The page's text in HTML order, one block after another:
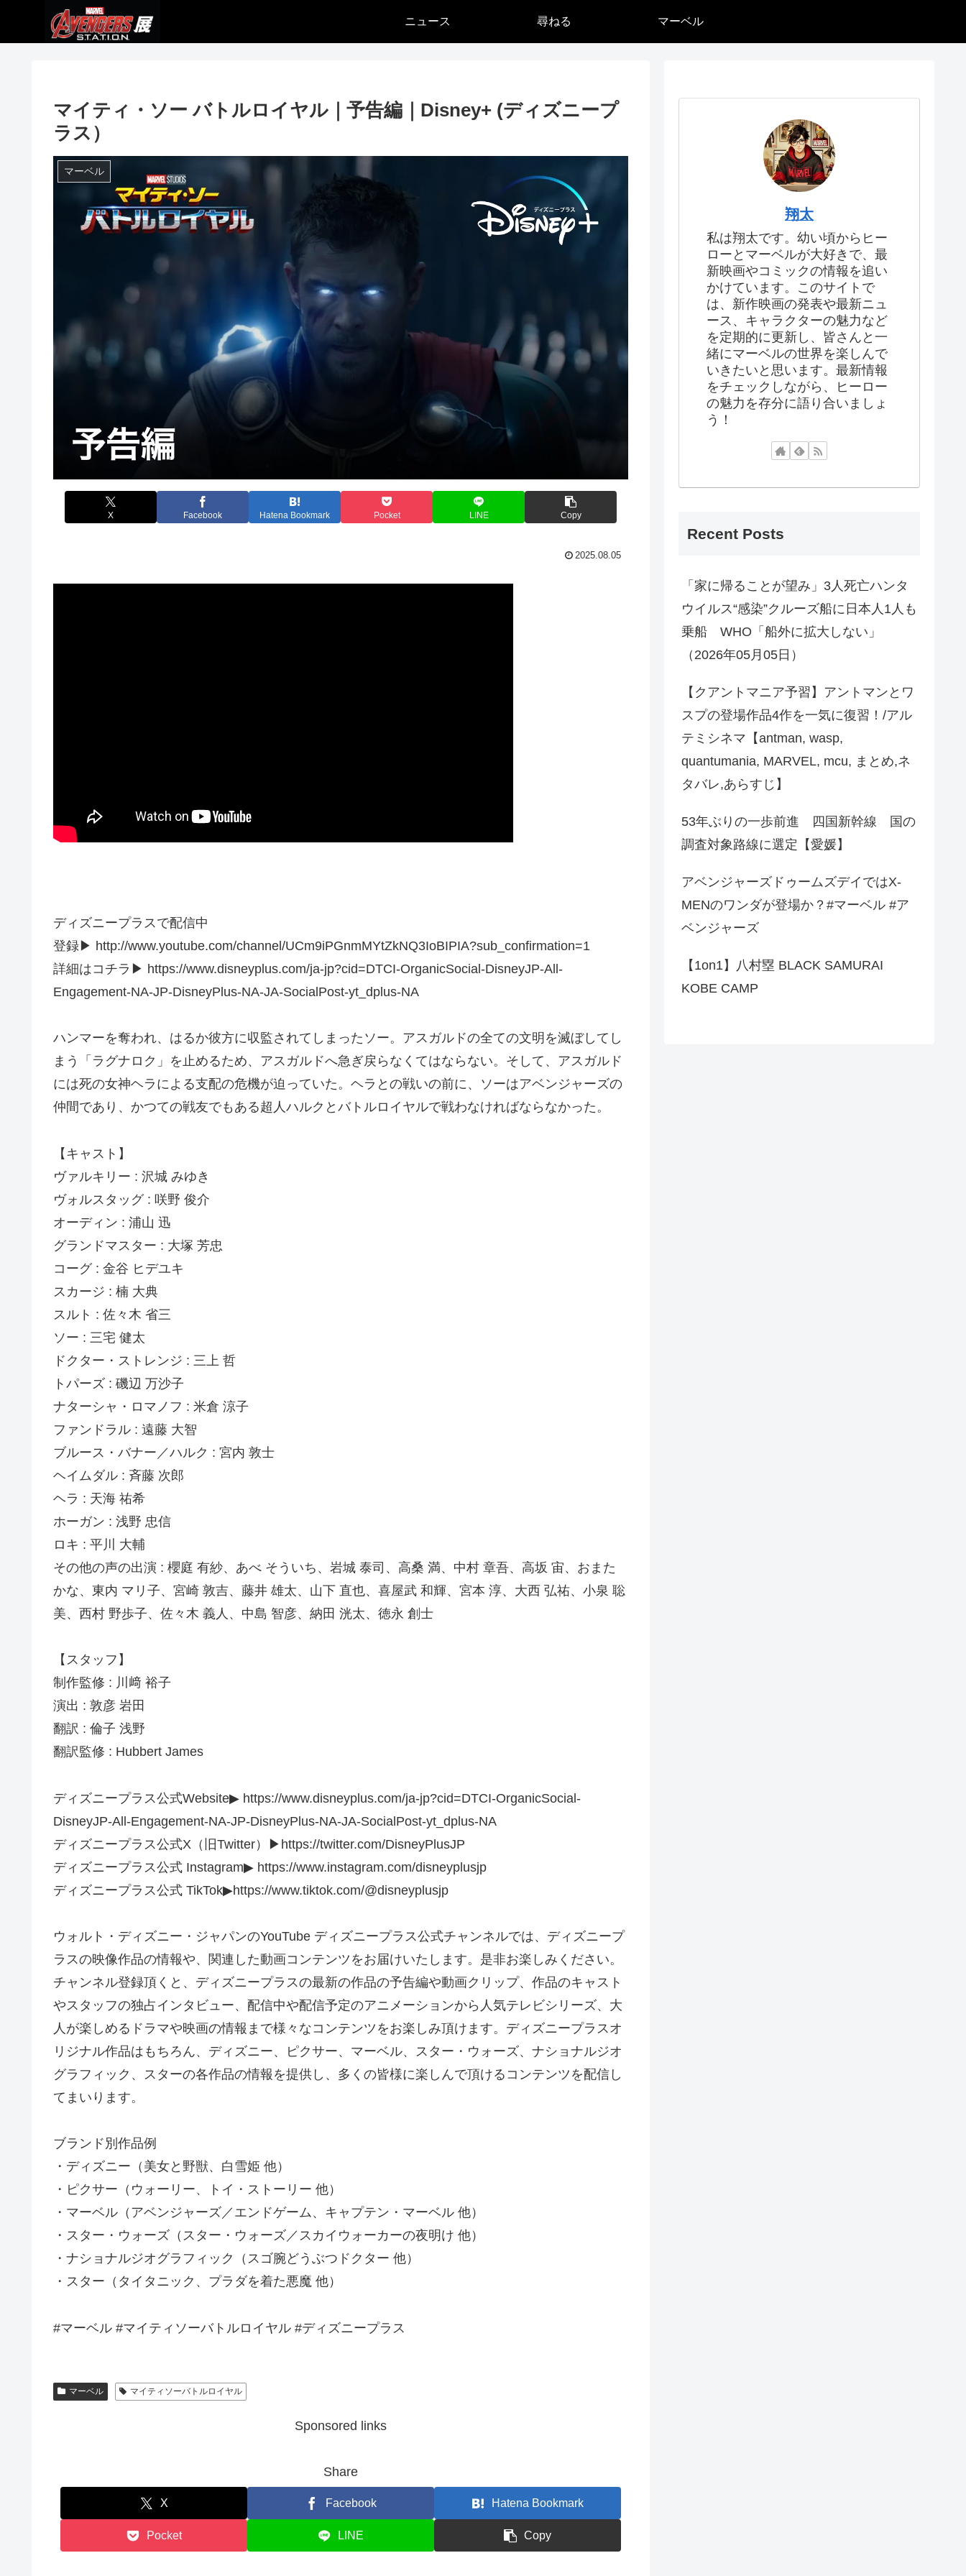
ニュース 尋ねる マーベル
マイティ・ソー バトルロイヤル｜予告編｜Disney+ (ディズニープ
ラス）
マーベル
X Facebook Hatena Bookmark Pocket LINE Copy
2025.08.05
ディズニープラスで配信中
登録▶︎ http://www.youtube.com/channel/UCm9iPGnmMYtZkNQ3IoBIPIA?sub_confirmation=1
詳細はコチラ▶︎ https://www.disneyplus.com/ja-jp?cid=DTCI-OrganicSocial-DisneyJP-All-
Engagement-NA-JP-DisneyPlus-NA-JA-SocialPost-yt_dplus-NA
ハンマーを奪われ、はるか彼方に収監されてしまったソー。アスガルドの全ての文明を滅ぼしてし
まう「ラグナロク」を止めるため、アスガルドへ急ぎ戻らなくてはならない。そして、アスガルド
には死の女神ヘラによる支配の危機が迫っていた。ヘラとの戦いの前に、ソーはアベンジャーズの
仲間であり、かつての戦友でもある超人ハルクとバトルロイヤルで戦わなければならなかった。
【キャスト】
ヴァルキリー : 沢城 みゆき
ヴォルスタッグ : 咲野 俊介
オーディン : 浦山 迅
グランドマスター : 大塚 芳忠
コーグ : 金谷 ヒデユキ
スカージ : 楠 大典
スルト : 佐々木 省三
ソー : 三宅 健太
ドクター・ストレンジ : 三上 哲
トパーズ : 磯辺 万沙子
ナターシャ・ロマノフ : 米倉 涼子
ファンドラル : 遠藤 大智
ブルース・バナー／ハルク : 宮内 敦士
ヘイムダル : 斉藤 次郎
ヘラ : 天海 祐希
ホーガン : 浅野 忠信
ロキ : 平川 大輔
その他の声の出演 : 櫻庭 有紗、あべ そういち、岩城 泰司、高桑 満、中村 章吾、高坂 宙、おまた
かな、東内 マリ子、宮崎 敦吉、藤井 雄太、山下 直也、喜屋武 和輝、宮本 淳、大西 弘祐、小泉 聡
美、西村 野歩子、佐々木 義人、中島 智彦、納田 洸太、徳永 創士
【スタッフ】
制作監修 : 川﨑 裕子
演出 : 敦彦 岩田
翻訳 : 倫子 浅野
翻訳監修 : Hubbert James
ディズニープラス公式Website▶︎ https://www.disneyplus.com/ja-jp?cid=DTCI-OrganicSocial-
DisneyJP-All-Engagement-NA-JP-DisneyPlus-NA-JA-SocialPost-yt_dplus-NA
ディズニープラス公式X（旧Twitter）▶︎https://twitter.com/DisneyPlusJP
ディズニープラス公式 Instagram▶︎ https://www.instagram.com/disneyplusjp​
ディズニープラス公式 TikTok▶︎https://www.tiktok.com/@disneyplusjp
ウォルト・ディズニー・ジャパンのYouTube ディズニープラス公式チャンネルでは、ディズニープ
ラスの映像作品の情報や、関連した動画コンテンツをお届けいたします。是非お楽しみください。
チャンネル登録頂くと、ディズニープラスの最新の作品の予告編や動画クリップ、作品のキャスト
やスタッフの独占インタビュー、配信中や配信予定のアニメーションから人気テレビシリーズ、大
人が楽しめるドラマや映画の情報まで様々なコンテンツをお楽しみ頂けます。ディズニープラスオ
リジナル作品はもちろん、ディズニー、ピクサー、マーベル、スター・ウォーズ、ナショナルジオ
グラフィック、スターの各作品の情報を提供し、多くの皆様に楽しんで頂けるコンテンツを配信し
てまいります。
ブランド別作品例
・ディズニー（美女と野獣、白雪姫 他）
・ピクサー（ウォーリー、トイ・ストーリー 他）
・マーベル（アベンジャーズ／エンドゲーム、キャプテン・マーベル 他）
・スター・ウォーズ（スター・ウォーズ／スカイウォーカーの夜明け 他）
・ナショナルジオグラフィック（スゴ腕どうぶつドクター 他）
・スター（タイタニック、プラダを着た悪魔 他）
#マーベル #マイティソーバトルロイヤル #ディズニープラス
マーベル マイティソーバトルロイヤル
Sponsored links
Share
X Facebook Hatena Bookmark
Pocket LINE Copy
翔太
私は翔太です。幼い頃からヒー
ローとマーベルが大好きで、最
新映画やコミックの情報を追い
かけています。このサイトで
は、新作映画の発表や最新ニュ
ース、キャラクターの魅力など
を定期的に更新し、皆さんと一
緒にマーベルの世界を楽しんで
いきたいと思います。最新情報
をチェックしながら、ヒーロー
の魅力を存分に語り合いましょ
う！
Recent Posts
「家に帰ることが望み」3人死亡ハンタ
ウイルス“感染”クルーズ船に日本人1人も
乗船 WHO「船外に拡大しない」
（2026年05月05日）
【クアントマニア予習】アントマンとワ
スプの登場作品4作を一気に復習！/アル
テミシネマ【antman, wasp,
quantumania, MARVEL, mcu, まとめ,ネ
タバレ,あらすじ】
53年ぶりの一歩前進 四国新幹線 国の
調査対象路線に選定【愛媛】
アベンジャーズドゥームズデイではX-
MENのワンダが登場か？#マーベル #ア
ベンジャーズ
【1on1】八村塁 BLACK SAMURAI
KOBE CAMP